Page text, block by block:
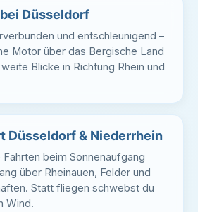
Düsseldorf
und entschleunigend –
Motor über das Bergische Land
Blicke in Richtung Rhein und
Düsseldorf & Niederrhein
Fahrten beim Sonnenaufgang
über Rheinauen, Felder und
Statt fliegen schwebst du
Wind.